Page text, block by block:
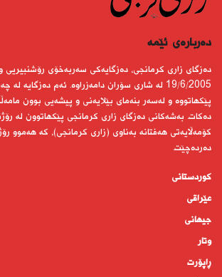
دەربارەى ئێمە
دەزگای زاری كرمانجی، دەزگایەكی سەربەخۆی رۆشنبیریی و
19/6/2005 لە شاری سۆران دامەزراوە. ئەم دەزگایە
پێكهاتووە و لەسەر بنەمای بێلایەنی و پیشەیی بوون
دەكات. بەشەكانی دەزگای زاری كرمانجی پێكهاتوون لە
كۆمەڵایەتی هەفتانە بەناوی (زاری كرمانجی)، كە هەموو
دەردەچێت.
کوردستانى
عێراقی
جیهانى
وتار
ڕاپۆرت